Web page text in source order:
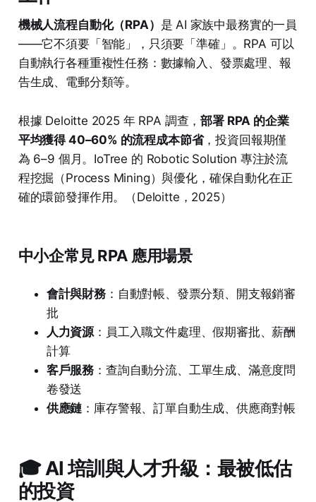
機械人流程自動化（RPA） 是 AI 家族中最務實的一員
——它不須要「智能」，只須要「準確」。RPA 可以
自動執行各種重複性任務：數據輸入、發票處理、報
告生成、電郵分類等。
根據 Deloitte 2025 年 RPA 調查，部署 RPA 的企業
平均獲得 40–60% 的流程成本節省，投資回報期僅
為 6–9 個月。IoTree 的 Robotic Solution 專注於流
程挖掘（Process Mining）與優化，確保自動化在正
確的環節發揮作用。（Deloitte，2025）
中小企常見 RPA 應用場景
會計與財務：自動對帳、發票分類、開支報銷審
批
人力資源：員工入職文件處理、假期審批、薪酬
計算
客戶服務 ：查詢自動分流、工單生成、滿意度問
卷發送
供應鏈 ：庫存警報、訂單自動生成、供應商對帳
🎓 AI 培訓與人才升級：最被低估
的投資